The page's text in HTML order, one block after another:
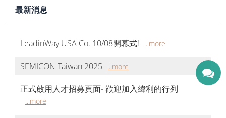
最新消息
LeadinWay USA Co. 10/08開幕式!
SEMICON Taiwan 2025
正式啟用人才招募頁面- 歡迎加入緯利的行列